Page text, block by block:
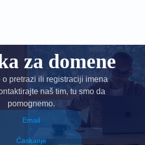
za domene
o pretrazi ili registraciji imena
naš tim, tu smo da
pomognemo.
Email
Ćaskanje